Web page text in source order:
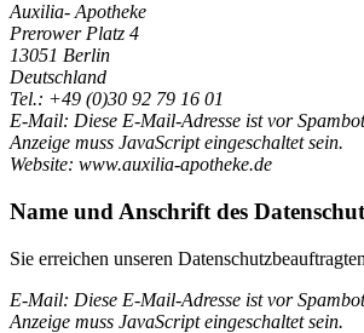
Auxilia- Apotheke
Prerower Platz 4
13051 Berlin
Deutschland
Tel.: +49 (0)30 92 79 16 01
E-Mail: Diese E-Mail-Adresse ist vor
Anzeige muss JavaScript eingeschaltet sein.
Website: www.auxilia-apotheke.de
Name und Anschrift des
Sie erreichen unseren
E-Mail: Diese E-Mail-Adresse ist vor
Anzeige muss JavaScript eingeschaltet sein.